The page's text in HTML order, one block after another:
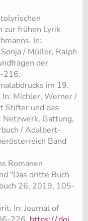
zur frühen Lyrik
In:
/ Müller, Ralph
der
216.
im 19.
In: Michler, Werner /
Stifter und das
Gattung,
/ Adalbert-
Band
Romanen
"Das dritte Buch
26, 2019, 105-
In: Journal of